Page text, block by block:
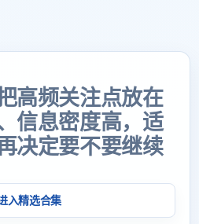
高频关注点放在
信息密度高，适
决定要不要继续
入精选合集